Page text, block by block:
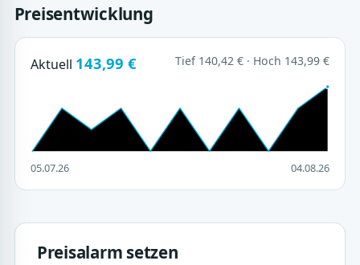
Preisentwicklung
Aktuell 143,99 € Tief 140,42 € · Hoch 143,99 €
05.07.26 04.08.26
Preisalarm setzen